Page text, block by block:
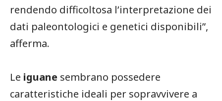
rendendo difficoltosa l’interpretazione dei
dati paleontologici e genetici disponibili”,
afferma.
Le iguane sembrano possedere
caratteristiche ideali per sopravvivere a